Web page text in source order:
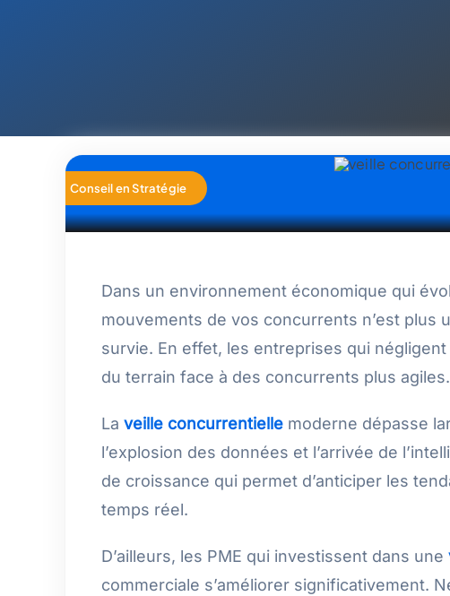
Conseil en Stratégie
Dans un environnement économique qui
mouvements de vos concurrents n’est plus
survie. En effet, les entreprises qui
du terrain face à des concurrents plus agiles.
La veille concurrentiellemoderne dépasse
l’explosion des données et l’arrivée de
de croissance qui permet d’anticiper les
temps réel.
D’ailleurs, les PME qui investissent dans une
commerciale s’améliorer significativement.